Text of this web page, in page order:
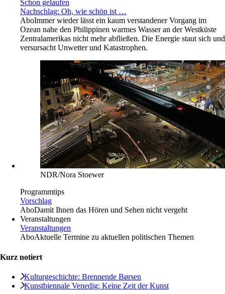
Schon gelaufen
Nachschlag: Oh, wie schön ist …
AboImmer wieder lässt ein kaum verstandener Vorgang im
Ozean nahe den Philippinen warmes Wasser an der Westküste
Zentralamerikas nicht mehr abfließen. Die Energie staut sich und
versursacht Unwetter und Katastrophen.
NDR/Nora Stoewer
Programmtips
Vorschlag
AboDamit Ihnen das Hören und Sehen nicht vergeht
Veranstaltungen
Veranstaltungen
AboAktuelle Termine zu aktuellen politischen Themen
Kurz notiert
Kulturgeschichte: Brennende Børsen
Kunstbiennale Venedig: Keine Zeit der Kunst